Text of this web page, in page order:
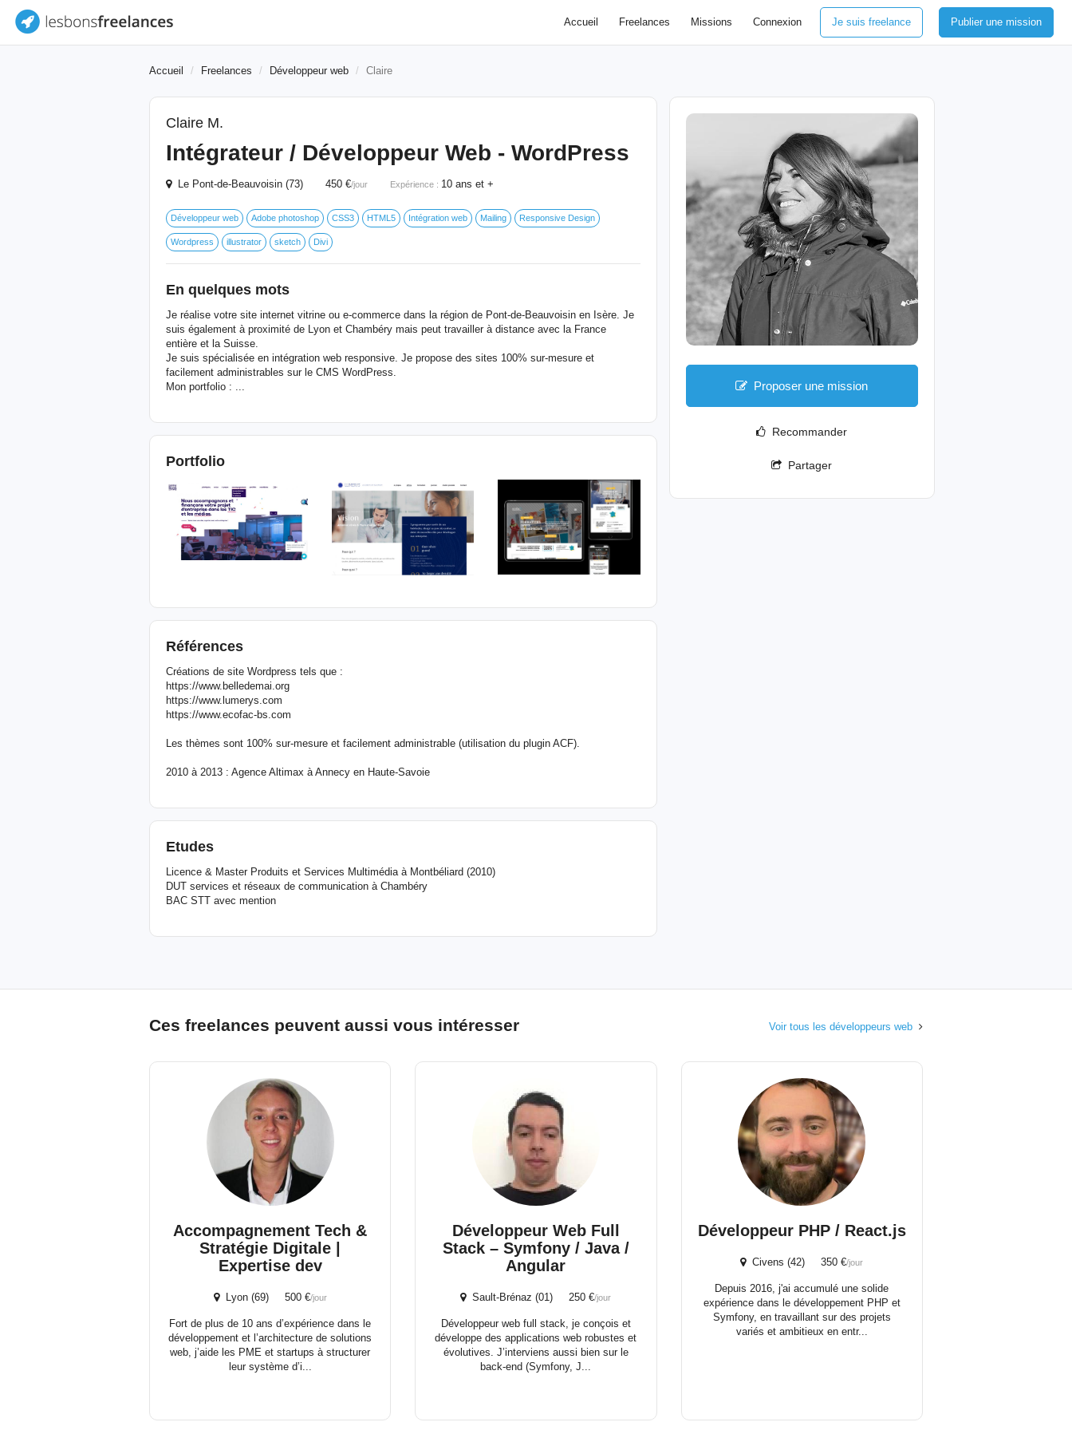
Accueil Freelances Missions Connexion Je suis freelance Publier une mission
Accueil Freelances Développeur web Claire
Claire M.
Intégrateur / Développeur Web - WordPress
Le Pont-de-Beauvoisin (73) 450 €/jour Expérience : 10 ans et +
Développeur web Adobe photoshop CSS3 HTML5 Intégration web Mailing Responsive Design
Wordpress illustrator sketch Divi
En quelques mots
Je réalise votre site internet vitrine ou e-commerce dans la région de Pont-de-Beauvoisin en Isère. Je
suis également à proximité de Lyon et Chambéry mais peut travailler à distance avec la France
entière et la Suisse.
Je suis spécialisée en intégration web responsive. Je propose des sites 100% sur-mesure et
facilement administrables sur le CMS WordPress.
Mon portfolio : ...
Portfolio
Références
Créations de site Wordpress tels que :
https://www.belledemai.org
https://www.lumerys.com
https://www.ecofac-bs.com
Les thèmes sont 100% sur-mesure et facilement administrable (utilisation du plugin ACF).
2010 à 2013 : Agence Altimax à Annecy en Haute-Savoie
Etudes
Licence & Master Produits et Services Multimédia à Montbéliard (2010)
DUT services et réseaux de communication à Chambéry
BAC STT avec mention
Proposer une mission
Recommander
Partager
Ces freelances peuvent aussi vous intéresser Voir tous les développeurs web
Accompagnement Tech &
Stratégie Digitale |
Expertise dev
Lyon (69) 500 €/jour
Fort de plus de 10 ans d’expérience dans le
développement et l’architecture de solutions
web, j’aide les PME et startups à structurer
leur système d’i...
Développeur Web Full
Stack – Symfony / Java /
Angular
Sault-Brénaz (01) 250 €/jour
Développeur web full stack, je conçois et
développe des applications web robustes et
évolutives. J’interviens aussi bien sur le
back-end (Symfony, J...
Développeur PHP / React.js
Civens (42) 350 €/jour
Depuis 2016, j'ai accumulé une solide
expérience dans le développement PHP et
Symfony, en travaillant sur des projets
variés et ambitieux en entr...